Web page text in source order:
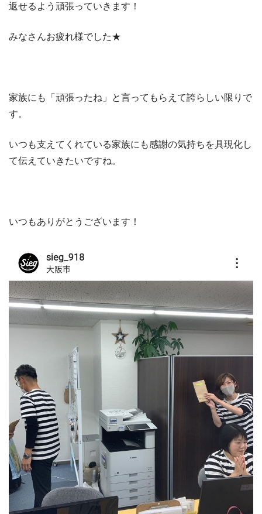
返せるよう頑張っていきます！
みなさんお疲れ様でした★
家族にも「頑張ったね」と言ってもらえて誇らしい限りで
す。
いつも支えてくれている家族にも感謝の気持ちを具現化し
て伝えていきたいですね。
いつもありがとうございます！